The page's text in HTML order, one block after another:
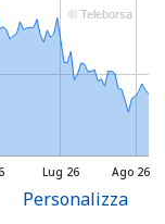
Lug 26 Ago 26
© Teleborsa
Personalizza